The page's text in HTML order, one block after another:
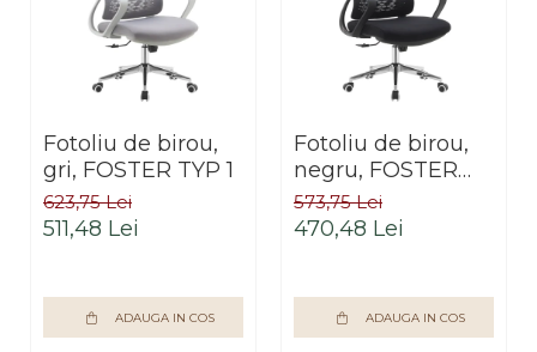
Fotoliu de birou,
gri, FOSTER TYP 1
623,75 Lei
511,48 Lei
ADAUGA IN COS
Fotoliu de birou,
negru, FOSTER
TYP 1
573,75 Lei
470,48 Lei
ADAUGA IN COS